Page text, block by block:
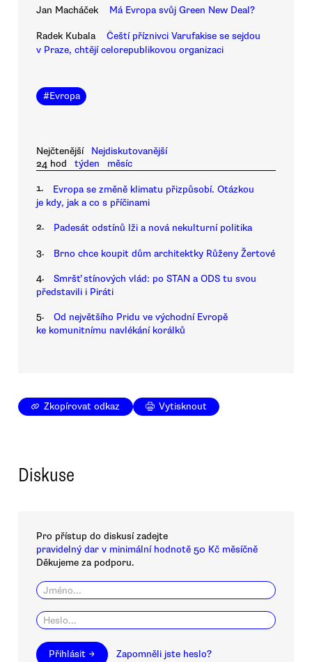
Jan Macháček Má Evropa svůj Green New Deal?
Radek Kubala
Čeští příznivci Varufakise se sejdou
v Praze, chtějí celorepublikovou organizaci
#Evropa
Nejčtenější
Nejdiskutovanější
24 hod
týden měsíc
1.
Evropa se změně klimatu přizpůsobí. Otázkou
je kdy, jak a co s příčinami
2. Padesát odstínů lži a nová nekulturní politika
3. Brno chce koupit dům architektky Růženy Žertové
4.
Smršť stínových vlád: po STAN a ODS tu svou
představili i Piráti
5.
Od největšího Pridu ve východní Evropě
ke komunitnímu navlékání korálků
Zkopírovat odkaz Vytisknout
Diskuse
Pro přístup do diskusí zadejte
pravidelný dar v minimální hodnotě 50 Kč měsíčně
Děkujeme za podporu.
Přihlásit → Zapomněli jste heslo?